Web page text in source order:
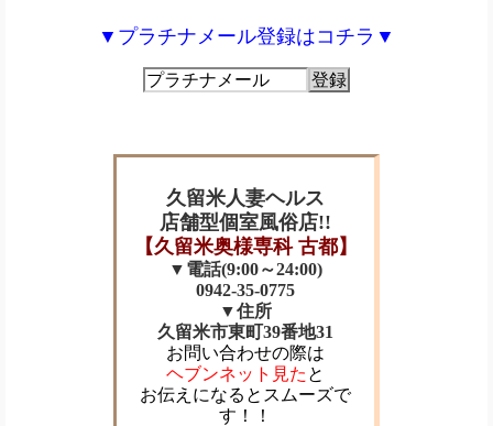
▼プラチナメール登録はコチラ▼
プラチナメール 登録
久留米人妻ヘルス
店舗型個室風俗店!!
【久留米奥様専科 古都】
▼電話(9:00～24:00)
0942-35-0775
▼住所
久留米市東町39番地31
お問い合わせの際は
ヘブンネット見た と
お伝えになるとスムーズで
す！！